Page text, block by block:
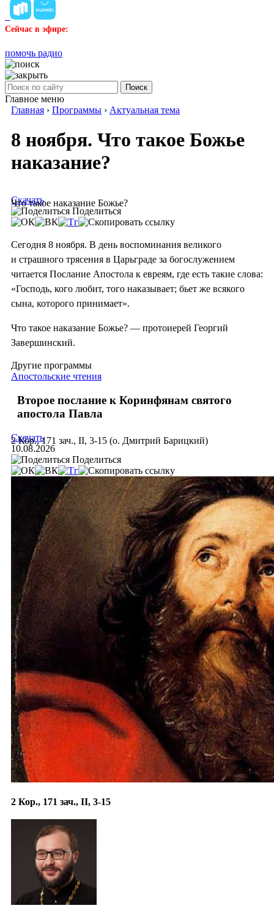
Сейчас в эфире:
помочь радио
Поиск
Главное меню
Главная › Программы › Актуальная тема
8 ноября. Что такое Божье
наказание?
Что такое наказание Божье?
Скачать
Поделиться
Сегодня 8 ноября. В день воспоминания великого
и страшного трясения в Царьграде за богослужением
читается Послание Апостола к евреям, где есть такие слова:
«Господь, кого любит, того наказывает; бьет же всякого
сына, которого принимает».
Что такое наказание Божье? — протоиерей Георгий
Завершинский.
Другие программы
Апостольские чтения
Второе послание к Коринфянам святого
апостола Павла
2 Кор., 171 зач., II, 3-15 (о. Дмитрий Барицкий)
Скачать
10.08.2026
Поделиться
2 Кор., 171 зач., II, 3-15